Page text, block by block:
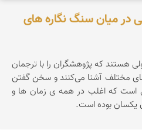
در میان سنگ نگاره های
هستند که پژوهشگران را با ترجمان
مختلف آشنا می‌‌کنند و سخن گفتن
است که اغلب در همه ی زمان ها و
یکسان بوده است.